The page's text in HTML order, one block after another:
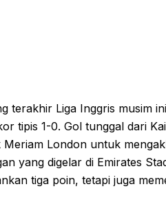
terakhir Liga Inggris musim
tipis 1-0. Gol tunggal dari
London untuk
yang digelar di Emirates
tiga poin, tetapi juga